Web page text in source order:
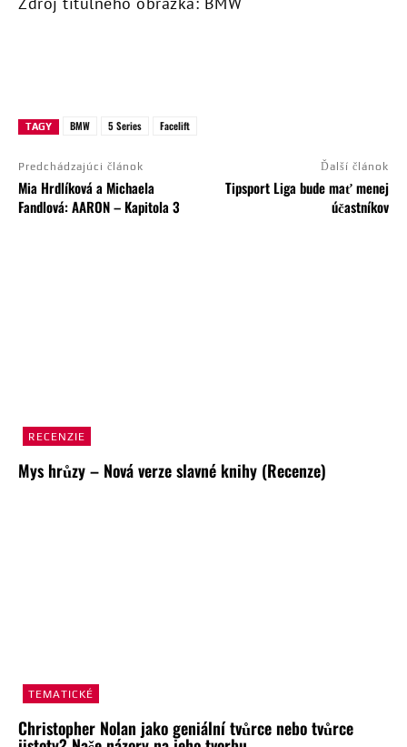
TAGY BMW 5 Series Facelift
Predchádzajúci článok
Mia Hrdlíková a Michaela
Fandlová: AARON – Kapitola 3
Ďalší článok
Tipsport Liga bude mať menej
účastníkov
RECENZIE
Mys hrůzy – Nová verze slavné knihy (Recenze)
TEMATICKÉ
Christopher Nolan jako geniální tvůrce nebo tvůrce